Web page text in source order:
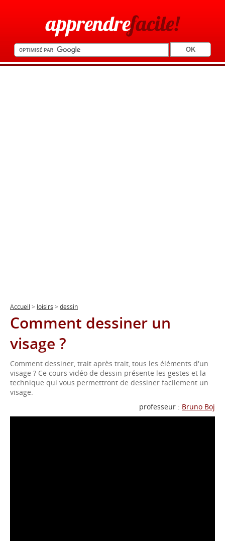
apprendrefacile!
Accueil > loisirs > dessin
Comment dessiner un
visage ?
Comment dessiner, trait après trait, tous les éléments d'un
visage ? Ce cours vidéo de dessin présente les gestes et la
technique qui vous permettront de dessiner facilement un
visage.
professeur : Bruno Boj